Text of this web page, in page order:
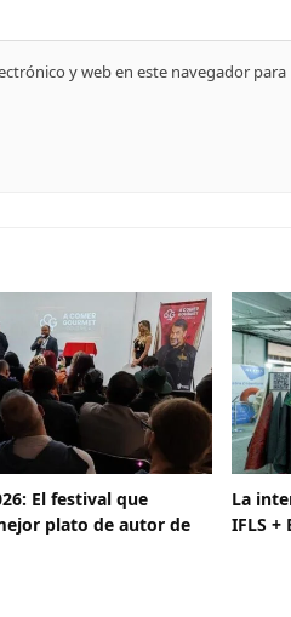
y web en este navegador
El festival que
plato de autor de
La
IFLS +